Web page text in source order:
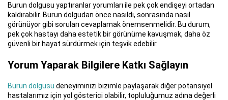
Burun dolgusu yaptıranlar yorumları ile pek çok endişeyi ortadan
kaldırabilir. Burun dolgudan önce nasıldı, sonrasında nasıl
görünüyor gibi soruları cevaplamak önemsenmelidir. Bu durum,
pek çok hastayı daha estetik bir görünüme kavuşmak, daha öz
güvenli bir hayat sürdürmek için teşvik edebilir.
Yorum Yaparak Bilgilere Katkı Sağlayın
Burun dolgusu deneyiminizi bizimle paylaşarak diğer potansiyel
hastalarımız için yol gösterici olabilir, topluluğumuz adına değerli